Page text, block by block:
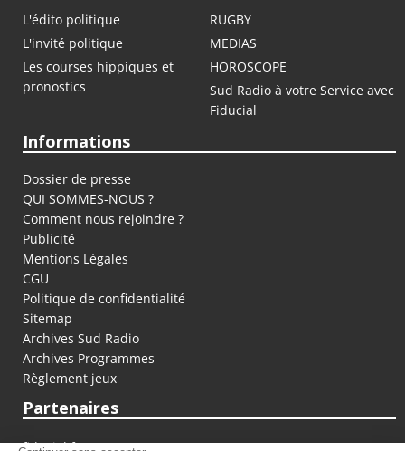
L'édito politique
RUGBY
L'invité politique
MEDIAS
Les courses hippiques et
pronostics
HOROSCOPE
Sud Radio à votre Service avec
Fiducial
Informations
Dossier de presse
QUI SOMMES-NOUS ?
Comment nous rejoindre ?
Publicité
Mentions Légales
CGU
Politique de confidentialité
Sitemap
Archives Sud Radio
Archives Programmes
Règlement jeux
Partenaires
fiducial.fr